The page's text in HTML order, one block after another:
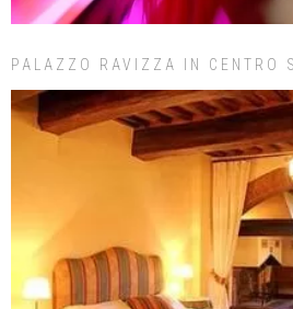
PALAZZO RAVIZZA IN CENTRO